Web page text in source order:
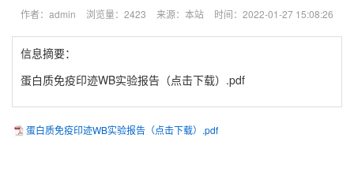
作者：admin 浏览量：2423 来源：本站 时间：2022-01-27 15:08:26
信息摘要：
蛋白质免疫印迹WB实验报告（点击下载）.pdf
蛋白质免疫印迹WB实验报告（点击下载）.pdf